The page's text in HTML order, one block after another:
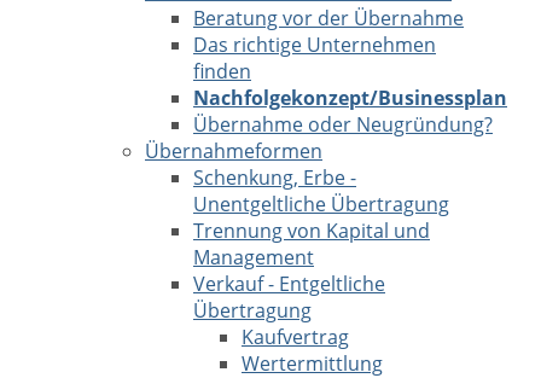
Beratung vor der Übernahme
Das richtige Unternehmen
finden
Nachfolgekonzept/Businessplan
Übernahme oder Neugründung?
Übernahmeformen
Schenkung, Erbe -
Unentgeltliche Übertragung
Trennung von Kapital und
Management
Verkauf - Entgeltliche
Übertragung
Kaufvertrag
Wertermittlung